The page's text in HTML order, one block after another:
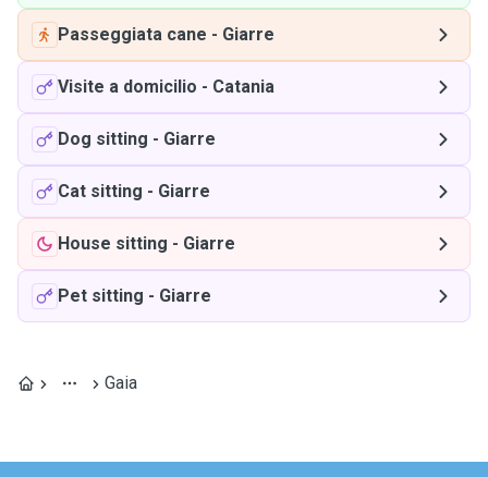
Passeggiata cane - Giarre
Visite a domicilio - Catania
Dog sitting - Giarre
Cat sitting - Giarre
House sitting - Giarre
Pet sitting - Giarre
Gaia